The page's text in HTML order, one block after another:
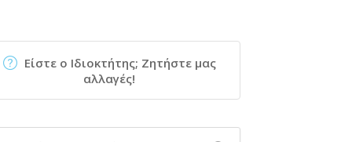
Είστε ο Ιδιοκτήτης; Ζητήστε μας
αλλαγές!